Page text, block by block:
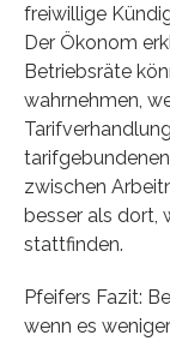
freiwillige
Der Ökonom
Betriebsräte
wahrnehmen,
zwischen
besser als dort,
stattfinden.
Pfeifers Fazit:
wenn es